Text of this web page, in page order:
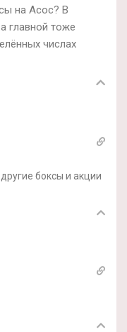
на Асос? В
главной тоже
числах
боксы и акции